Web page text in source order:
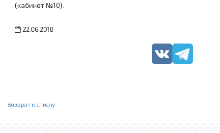
(кабинет №10).
22.06.2018
Возврат к списку